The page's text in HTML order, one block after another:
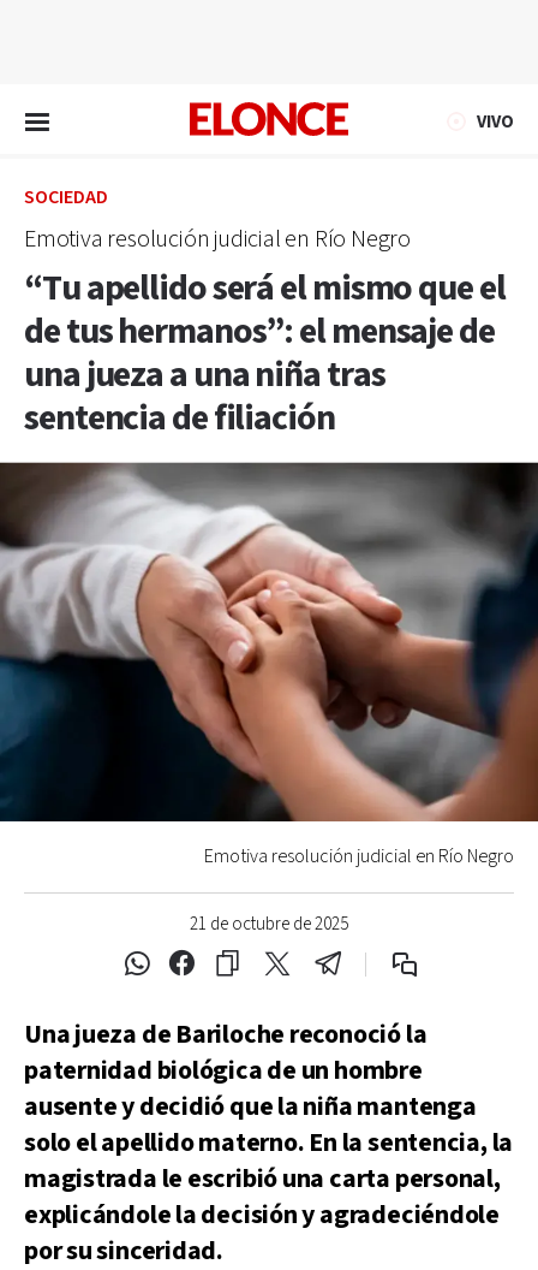
VIVO
SOCIEDAD
Emotiva resolución judicial en Río Negro
“Tu apellido será el mismo que el
de tus hermanos”: el mensaje de
una jueza a una niña tras
sentencia de filiación
21 de octubre de 2025
Emotiva resolución judicial en Río Negro
Una jueza de Bariloche reconoció la
paternidad biológica de un hombre
ausente y decidió que la niña mantenga
solo el apellido materno. En la sentencia, la
magistrada le escribió una carta personal,
explicándole la decisión y agradeciéndole
por su sinceridad.